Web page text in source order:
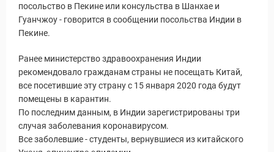
посольство в Пекине или консульства в Шанхае и
Гуанчжоу - говорится в сообщении посольства Индии в
Пекине.
Ранее министерство здравоохранения Индии
рекомендовало гражданам страны не посещать Китай,
все посетившие эту страну с 15 января 2020 года будут
помещены в карантин.
По последним данным, в Индии зарегистрированы три
случая заболевания коронавирусом.
Все заболевшие - студенты, вернувшиеся из китайского